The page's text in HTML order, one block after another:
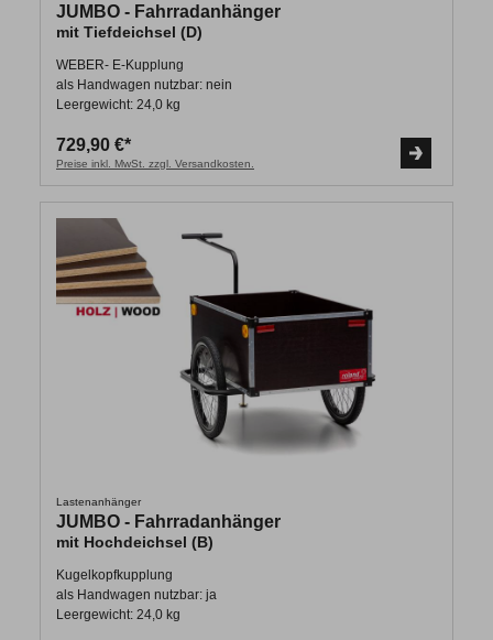
JUMBO - Fahrradanhänger
mit Tiefdeichsel (D)
WEBER- E-Kupplung
als Handwagen nutzbar: nein
Leergewicht: 24,0 kg
729,90 €*
Preise inkl. MwSt. zzgl. Versandkosten.
Lastenanhänger
JUMBO - Fahrradanhänger
mit Hochdeichsel (B)
Kugelkopfkupplung
als Handwagen nutzbar: ja
Leergewicht: 24,0 kg